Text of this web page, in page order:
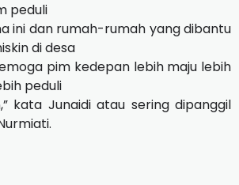
peduli
ini dan rumah-rumah yang dibantu
di desa
pim kedepan lebih maju lebih
peduli
kata Junaidi atau sering dipanggil